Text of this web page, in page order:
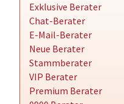
Exklusive Berater
Chat-Berater
E-Mail-Berater
Neue Berater
Stammberater
VIP Berater
Premium Berater